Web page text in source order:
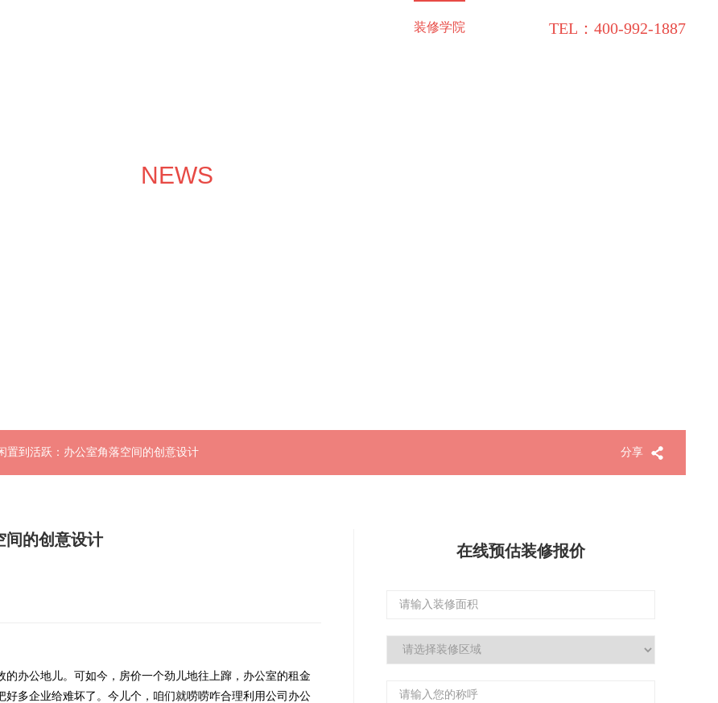
TEL：400-992-1887
装修学院
NEWS
分享
置到活跃：办公室角落空间的创意设计
间的创意设计
办公地儿。可如今，房价一个劲儿地往上蹿，办公室的租金
多企业给难坏了。今儿个，咱们就唠唠咋合理利用公司办公
在线预估装修报价